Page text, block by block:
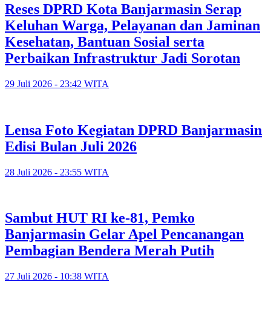
Reses DPRD Kota Banjarmasin Serap
Keluhan Warga, Pelayanan dan Jaminan
Kesehatan, Bantuan Sosial serta
Perbaikan Infrastruktur Jadi Sorotan
29 Juli 2026 - 23:42 WITA
Lensa Foto Kegiatan DPRD Banjarmasin
Edisi Bulan Juli 2026
28 Juli 2026 - 23:55 WITA
Sambut HUT RI ke-81, Pemko
Banjarmasin Gelar Apel Pencanangan
Pembagian Bendera Merah Putih
27 Juli 2026 - 10:38 WITA